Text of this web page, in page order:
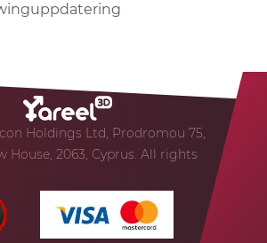
Holdings Ltd, Prodromou 75,
House, 2063, Cyprus. All rights